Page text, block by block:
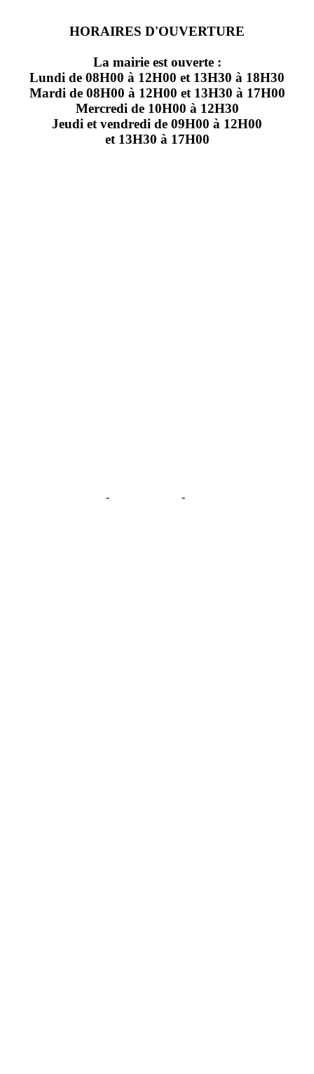
HORAIRES D'OUVERTURE
La mairie est ouverte :
Lundi de 08H00 à 12H00 et 13H30 à 18H30
Mardi de 08H00 à 12H00 et 13H30 à 17H00
Mercredi de 10H00 à 12H30
Jeudi et vendredi de 09H00 à 12H00
et 13H30 à 17H00
- -